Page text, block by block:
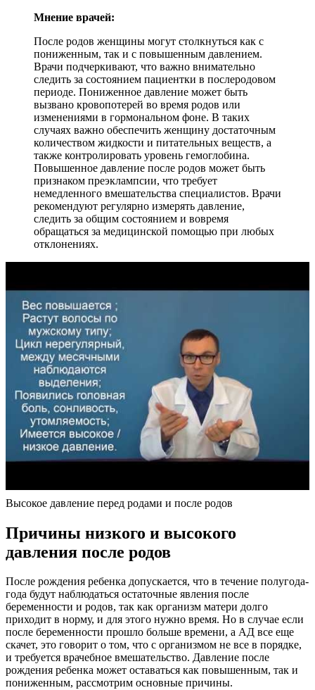
Мнение врачей:
После родов женщины могут столкнуться как с
пониженным, так и с повышенным давлением.
Врачи подчеркивают, что важно внимательно
следить за состоянием пациентки в послеродовом
периоде. Пониженное давление может быть
вызвано кровопотерей во время родов или
изменениями в гормональном фоне. В таких
случаях важно обеспечить женщину достаточным
количеством жидкости и питательных веществ, а
также контролировать уровень гемоглобина.
Повышенное давление после родов может быть
признаком преэклампсии, что требует
немедленного вмешательства специалистов. Врачи
рекомендуют регулярно измерять давление,
следить за общим состоянием и вовремя
обращаться за медицинской помощью при любых
отклонениях.
Высокое давление перед родами и после родов
Причины низкого и высокого
давления после родов
После рождения ребенка допускается, что в течение полугода-
года будут наблюдаться остаточные явления после
беременности и родов, так как организм матери долго
приходит в норму, и для этого нужно время. Но в случае если
после беременности прошло больше времени, а АД все еще
скачет, это говорит о том, что с организмом не все в порядке,
и требуется врачебное вмешательство. Давление после
рождения ребенка может оставаться как повышенным, так и
пониженным, рассмотрим основные причины.